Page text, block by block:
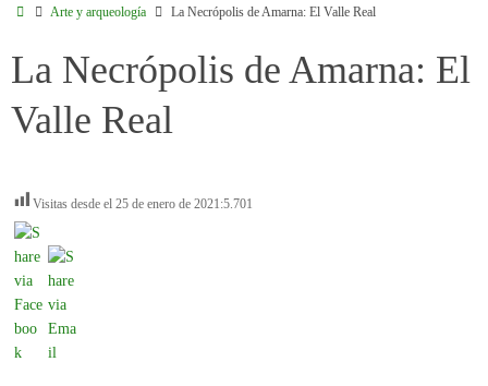
Arte y arqueología La Necrópolis de Amarna: El Valle Real
La Necrópolis de Amarna: El
Valle Real
Visitas desde el 25 de enero de 2021:5.701